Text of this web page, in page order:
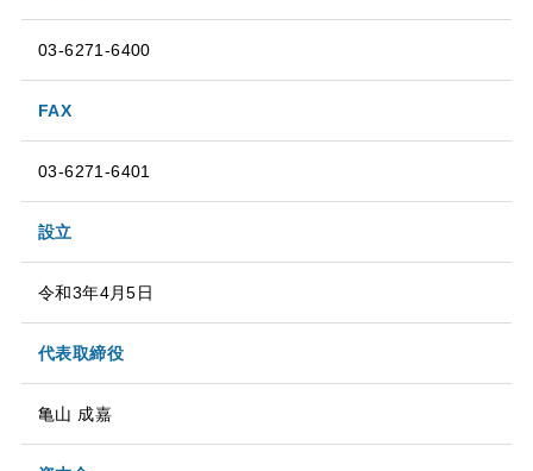
03-6271-6400
FAX
03-6271-6401
設立
令和3年4月5日
代表取締役
亀山 成嘉